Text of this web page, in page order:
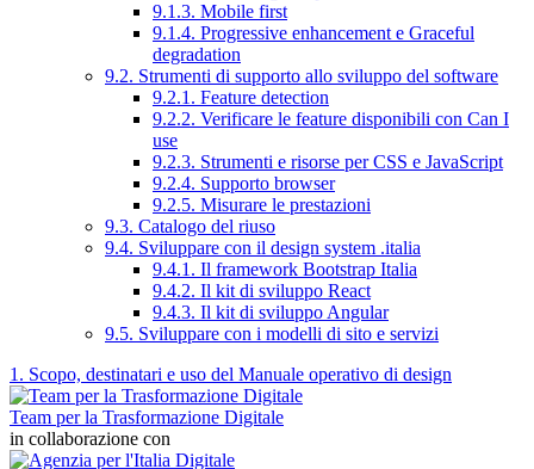
9.1.3. Mobile first
9.1.4. Progressive enhancement e Graceful
degradation
9.2. Strumenti di supporto allo sviluppo del software
9.2.1. Feature detection
9.2.2. Verificare le feature disponibili con Can I
use
9.2.3. Strumenti e risorse per CSS e JavaScript
9.2.4. Supporto browser
9.2.5. Misurare le prestazioni
9.3. Catalogo del riuso
9.4. Sviluppare con il design system .italia
9.4.1. Il framework Bootstrap Italia
9.4.2. Il kit di sviluppo React
9.4.3. Il kit di sviluppo Angular
9.5. Sviluppare con i modelli di sito e servizi
1. Scopo, destinatari e uso del Manuale operativo di design
Team per la Trasformazione Digitale
in collaborazione con